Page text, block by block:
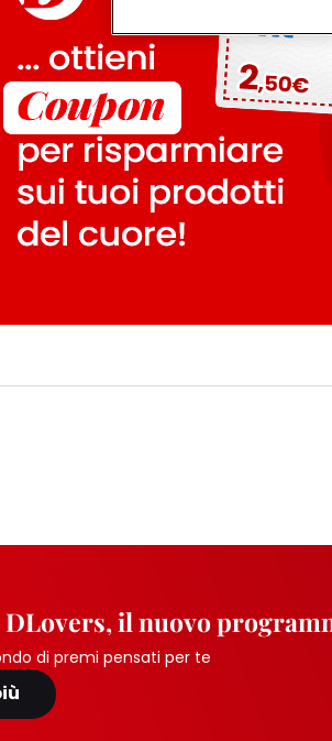
DLovers, il nuovo
di premi pensati per te
identificati) su questo sito
misurare e ottimizzare il
Puoi trovare maggiori
collegata nel piè di pagina
qualsiasi momento con
collegata nel piè di pagina.
periodo di conservazione,
"modifica" di seguito".
Se fai clic su "Modifica"
per uno o più degli scopi
tuoi dati personali per tutte